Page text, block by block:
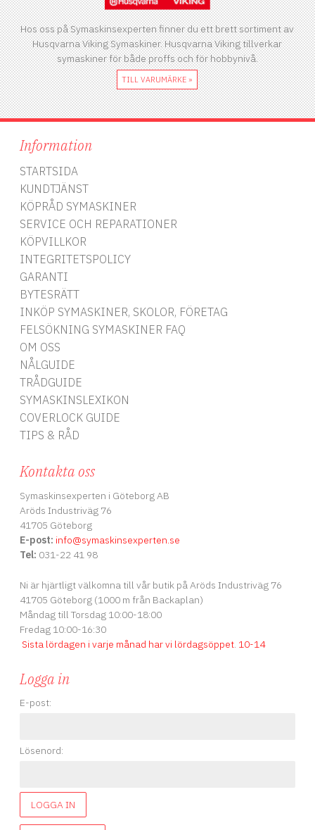
Hos oss på Symaskinsexperten finner du ett brett sortiment av
Husqvarna Viking Symaskiner. Husqvarna Viking tillverkar
symaskiner för både proffs och för hobbynivå.
TILL VARUMÄRKE »
Information
STARTSIDA
KUNDTJÄNST
KÖPRÅD SYMASKINER
SERVICE OCH REPARATIONER
KÖPVILLKOR
INTEGRITETSPOLICY
GARANTI
BYTESRÄTT
INKÖP SYMASKINER, SKOLOR, FÖRETAG
FELSÖKNING SYMASKINER FAQ
OM OSS
NÅLGUIDE
TRÅDGUIDE
SYMASKINSLEXIKON
COVERLOCK GUIDE
TIPS & RÅD
Kontakta oss
Symaskinsexperten i Göteborg AB
Aröds Industriväg 76
41705 Göteborg
E-post: info@symaskinsexperten.se
Tel: 031-22 41 98
Ni är hjärtligt välkomna till vår butik på Aröds Industriväg 76
41705 Göteborg (1000 m från Backaplan)
Måndag till Torsdag 10:00-18:00
Fredag 10:00-16:30
Sista lördagen i varje månad har vi lördagsöppet. 10-14
Logga in
E-post:
Lösenord:
LOGGA IN